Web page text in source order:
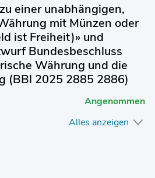
einer unabhängigen,
mit Münzen oder
ist Freiheit)» und
Bundesbeschluss
Währung und die
(BBl 2025 2885 2886)
Angenommen
Alles anzeigen